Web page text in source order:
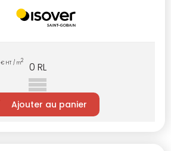
€ HT / m2 0 RL
Ajouter au panier